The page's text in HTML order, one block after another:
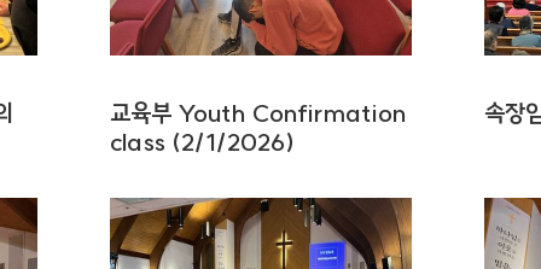
교육부 Youth Confirmation
class (2/1/2026)
속장